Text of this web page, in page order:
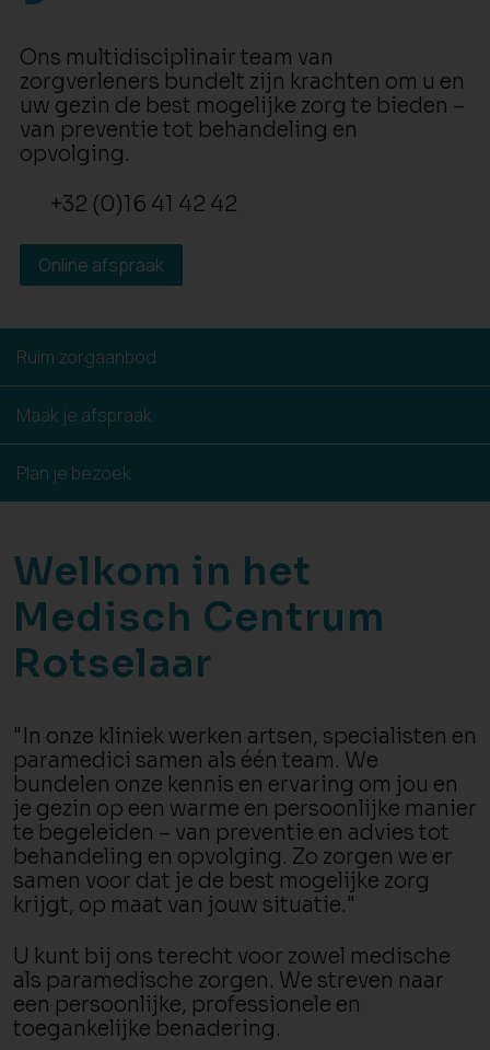
Ons multidisciplinair team van
zorgverleners bundelt zijn krachten om u en
uw gezin de best mogelijke zorg te bieden –
van preventie tot behandeling en
opvolging.
+32 (0)16 41 42 42
Online afspraak
Ruim zorgaanbod
Maak je afspraak
Plan je bezoek
Welkom in het
Medisch Centrum
Rotselaar
"In onze kliniek werken artsen, specialisten en
paramedici samen als één team. We
bundelen onze kennis en ervaring om jou en
je gezin op een warme en persoonlijke manier
te begeleiden – van preventie en advies tot
behandeling en opvolging. Zo zorgen we er
samen voor dat je de best mogelijke zorg
krijgt, op maat van jouw situatie."
U kunt bij ons terecht voor zowel medische
als paramedische zorgen. We streven naar
een persoonlijke, professionele en
toegankelijke benadering.